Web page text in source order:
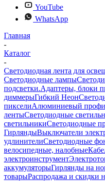
YouTube
WhatsApp
Главная
-
Каталог
-
Светодиодная лента для
Светодиодные лампы
подсветки.Адаптеры, блоки
диммерыГибкий Неон
пикселиАлюминиевый
лентыСветодиодные
светильникиСветодиодные
ГирляндыВыключатели
удлинителиСветодиодные
велосипедные, налобные
электроинструмент
аккумуляторыГирлянды на
товарыРаспродажа и скидки